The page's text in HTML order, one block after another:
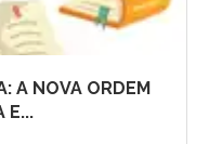
A NOVA ORDEM
E...